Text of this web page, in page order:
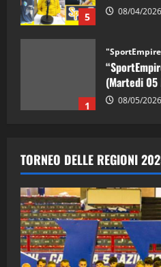
5 08/04/2026
1
(Martedi 05
08/05/2026
2
(Martedi
28/04/2026
(Martedi 21
TORNEO DELLE REGIONI